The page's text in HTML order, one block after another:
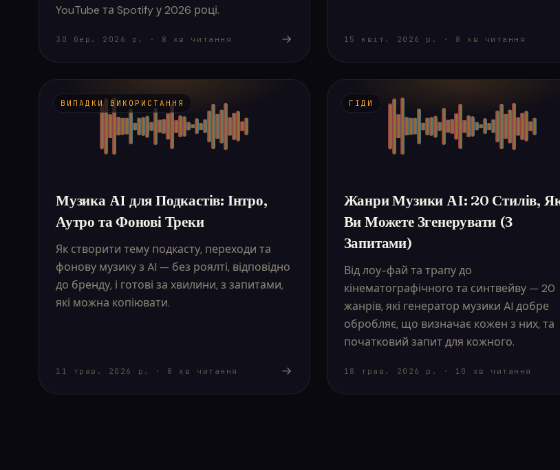
YouTube та Spotify у 2026 році.
30 бер. 2026 р. · 8 хв читання 15 квіт. 2026 р. · 8 хв читання
ВИПАДКИ ВИКОРИСТАННЯ
Музика AI для Подкастів: Інтро,
Аутро та Фонові Треки
Як створити тему подкасту, переходи та
фонову музику з AI — без роялті, відповідно
до бренду, і готові за хвилини, з запитами,
які можна копіювати.
11 трав. 2026 р. · 8 хв читання
ГІДИ
Жанри Музики AI: 20 Стилів,
Ви Можете Згенерувати (З
Запитами)
Від лоу-фай та трапу до
кінематографічного та синтвейву — 20
жанрів, які генератор музики AI добре
обробляє, що визначає кожен з них, та
початковий запит для кожного.
18 трав. 2026 р. · 10 хв читання